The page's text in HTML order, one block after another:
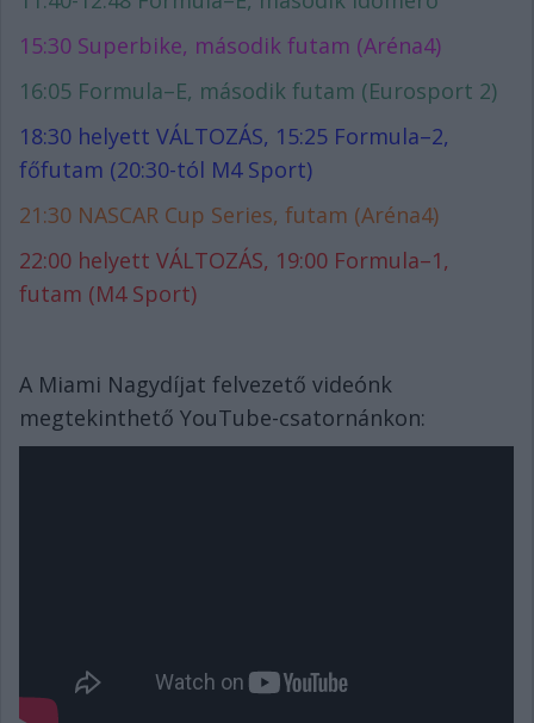
15:30 Superbike, második futam (Aréna4)
16:05 Formula–E, második futam (Eurosport 2)
18:30 helyett VÁLTOZÁS, 15:25 Formula–2,
főfutam (20:30-tól M4 Sport)
21:30 NASCAR Cup Series, futam (Aréna4)
22:00 helyett VÁLTOZÁS, 19:00 Formula–1,
futam (M4 Sport)
A Miami Nagydíjat felvezető videónk
megtekinthető YouTube-csatornánkon: